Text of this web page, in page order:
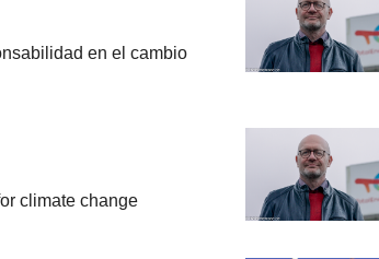
en el cambio
climate change